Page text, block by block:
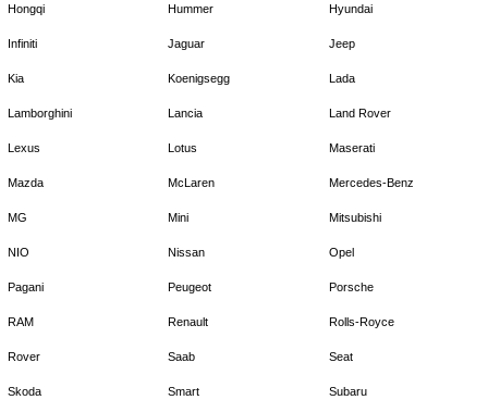
Hongqi Hummer Hyundai
Infiniti Jaguar Jeep
Kia Koenigsegg Lada
Lamborghini Lancia Land Rover
Lexus Lotus Maserati
Mazda McLaren Mercedes-Benz
MG Mini Mitsubishi
NIO Nissan Opel
Pagani Peugeot Porsche
RAM Renault Rolls-Royce
Rover Saab Seat
Skoda Smart Subaru